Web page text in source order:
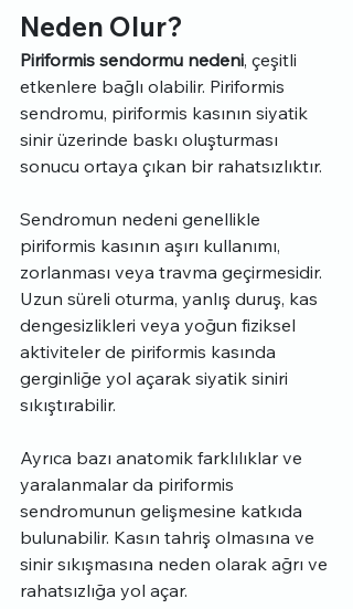
Neden Olur?
Piriformis sendormu nedeni, çeşitli
etkenlere bağlı olabilir. Piriformis
sendromu, piriformis kasının siyatik
sinir üzerinde baskı oluşturması
sonucu ortaya çıkan bir rahatsızlıktır.
Sendromun nedeni genellikle
piriformis kasının aşırı kullanımı,
zorlanması veya travma geçirmesidir.
Uzun süreli oturma, yanlış duruş, kas
dengesizlikleri veya yoğun fiziksel
aktiviteler de piriformis kasında
gerginliğe yol açarak siyatik siniri
sıkıştırabilir.
Ayrıca bazı anatomik farklılıklar ve
yaralanmalar da piriformis
sendromunun gelişmesine katkıda
bulunabilir. Kasın tahriş olmasına ve
sinir sıkışmasına neden olarak ağrı ve
rahatsızlığa yol açar.